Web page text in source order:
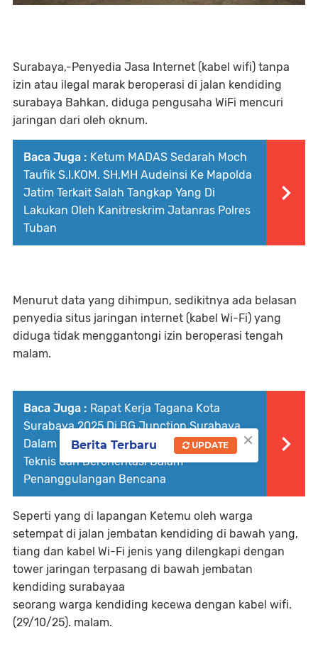
Surabaya,-Penyedia Jasa Internet (kabel wifi) tanpa
izin atau ilegal marak beroperasi di jalan kendiding
surabaya Bahkan, diduga pengusaha WiFi mencuri
jaringan dari oleh oknum.
Baca Juga : Ketum MADAS Sedarah Moch
Taufik S.I.KOM. SH.MH Audeinsi Ke Mapolda
Jatim Terkait Salah Tangkap Yang Di
Lakukan Oleh Kanitreskrim Jatanras Polres
Tuban
Menurut data yang dihimpun, sedikitnya ada belasan
penyedia situs jaringan internet (kabel Wi-Fi) yang
diduga tidak menggantongi izin beroperasi tengah
malam.
Baca Juga : Rapat Kerja Tagana Kota
Surabaya 2025 ‎Di BG Junction Surabaya
Dalam tema Peningkatan Kapasitas Secara
Teknis dan Berorientasi Dalam
Penanggulangan Bencana
Seperti yang di lapangan Ketemu oleh warga
setempat di jalan jembatan kendiding di bawah yang,
tiang dan kabel Wi-Fi jenis yang dilengkapi dengan
tower jaringan terpasang di bawah jembatan
kendiding surabayaa
seorang warga kendiding kecewa dengan kabel wifi.
(29/10/25). malam.
×
Berita Terbaru UPDATE